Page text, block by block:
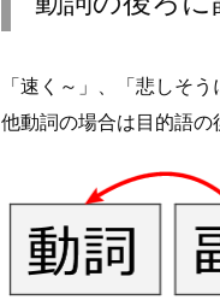
「速く～」、「悲しそう
他動詞の場合は目的語